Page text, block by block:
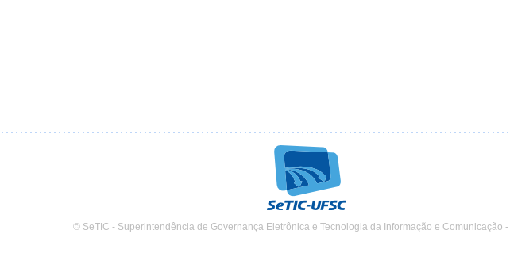
© SeTIC - Superintendência de Governança Eletrônica e Tecnologia da Informação e Comunicação -